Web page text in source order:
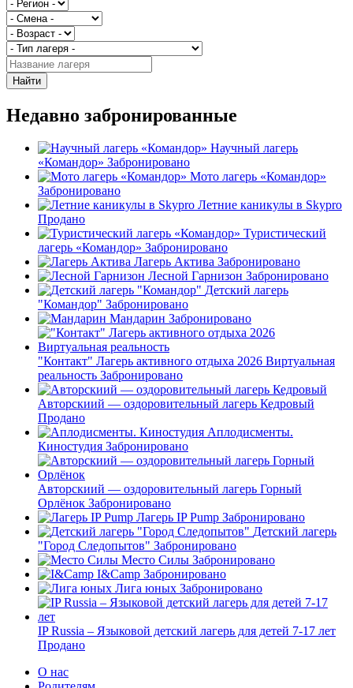
Найти
Недавно забронированные
Научный лагерь
«Командор» Забронировано
Мото лагерь «Командор»
Забронировано
Летние каникулы в Skypro
Продано
Туристический
лагерь «Командор» Забронировано
Лагерь Актива Забронировано
Лесной Гарнизон Забронировано
Детский лагерь
"Командор" Забронировано
Мандарин Забронировано
"Контакт" Лагерь активного отдыха 2026 Виртуальная
реальность Забронировано
Авторскиий — оздоровительный лагерь Кедровый
Продано
Аплодисменты.
Киностудия Забронировано
Авторскиий — оздоровительный лагерь Горный
Орлёнок Забронировано
Лагерь IP Pump Забронировано
Детский лагерь
"Город Следопытов" Забронировано
Место Силы Забронировано
I&Camp Забронировано
Лига юных Забронировано
IP Russia – Языковой детский лагерь для детей 7-17 лет
Продано
О нас